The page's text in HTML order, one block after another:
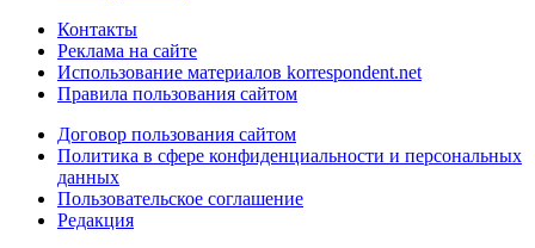
Контакты
Реклама на сайте
Использование материалов korrespondent.net
Правила пользования сайтом
Договор пользования сайтом
Политика в сфере конфиденциальности и персональных
данных
Пользовательское соглашение
Редакция